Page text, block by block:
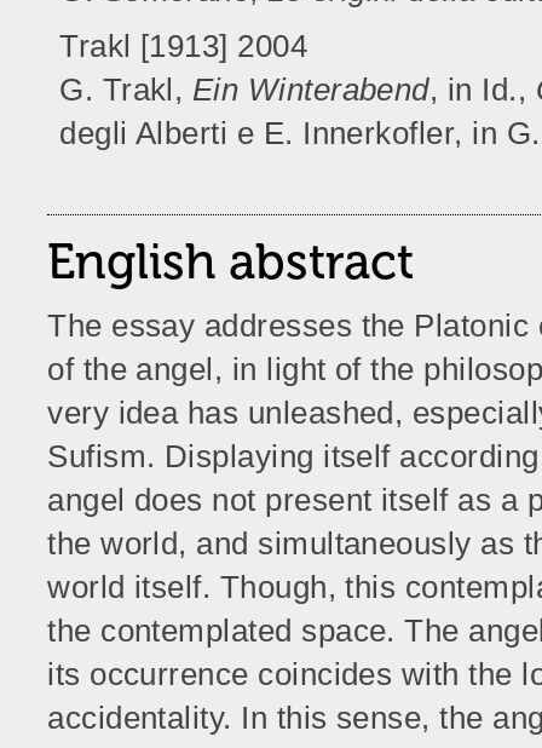
Trakl [1913] 2004
G. Trakl, Ein Winterabend, in Id.,
degli Alberti e E. Innerkofler, in
English abstract
The essay addresses the
of the angel, in light of the
very idea has unleashed,
Sufism. Displaying itself
angel does not present itself as a
the world, and simultaneously as
world itself. Though, this
the contemplated space. The
its occurrence coincides with the
accidentality. In this sense, the